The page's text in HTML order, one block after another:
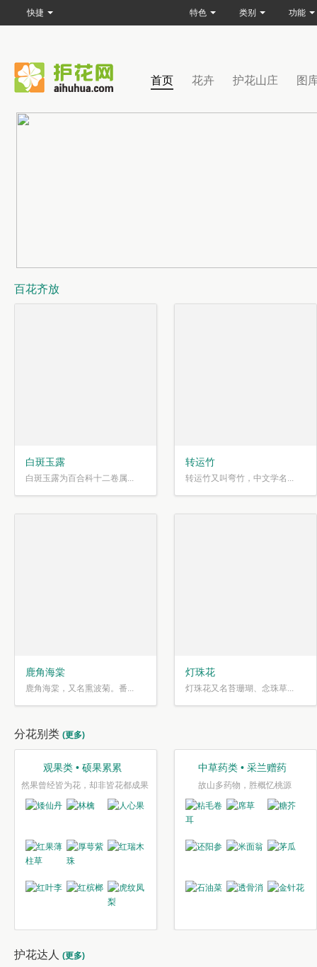
首页 花卉 护花山庄 图
百花齐放
白斑玉露
白斑玉露为百合科十二卷属...
转运竹
转运竹又叫弯竹，中文学名...
鹿角海棠
鹿角海棠，又名熏波菊。番...
灯珠花
灯珠花又名苔珊瑚、念珠草...
分花别类 (更多)
观果类 • 硕果累累
然果曾经皆为花，却非皆花都成果
中草药类 • 采兰赠药
故山多药物，胜概忆桃源
护花达人 (更多)
快捷 特色 类别 功能